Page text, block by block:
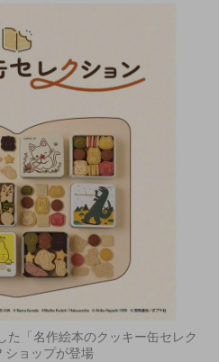
た「名作絵本のクッキー缶セレク
ショップが登場